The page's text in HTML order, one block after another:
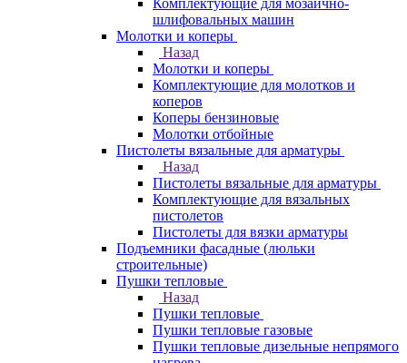
Комплектующие для мозаично-
шлифовальных машин
Молотки и коперы
Назад
Молотки и коперы
Комплектующие для молотков и
коперов
Коперы бензиновые
Молотки отбойные
Пистолеты вязальные для арматуры
Назад
Пистолеты вязальные для арматуры
Комплектующие для вязальных
пистолетов
Пистолеты для вязки арматуры
Подъемники фасадные (люльки
строительные)
Пушки тепловые
Назад
Пушки тепловые
Пушки тепловые газовые
Пушки тепловые дизельные непрямого